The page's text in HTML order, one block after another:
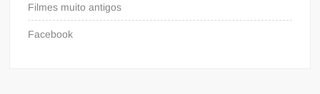
Filmes muito antigos
Facebook